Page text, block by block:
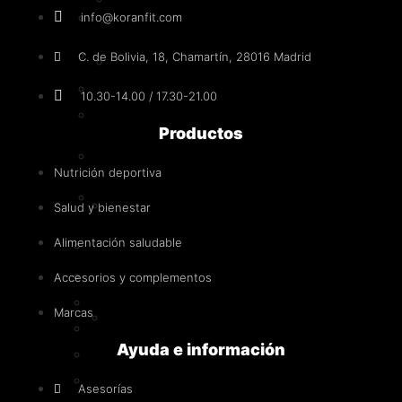
entreno
Post-
y
recuperadores
Proteínas
Whey
Concentrado
Aislado
de
Anabólicos naturales
Pre-entrenos
Con estimulantes
Proteínas
Whey - Concentrado de suero
Caseína
Vegana
info@koranfit.com
C. de Bolivia, 18, Chamartín, 28016 Madrid
10.30-14.00 / 17.30-21.00
Productos
Nutrición deportiva
Salud y bienestar
Alimentación saludable
Accesorios y complementos
Marcas
Ayuda e información
Asesorías